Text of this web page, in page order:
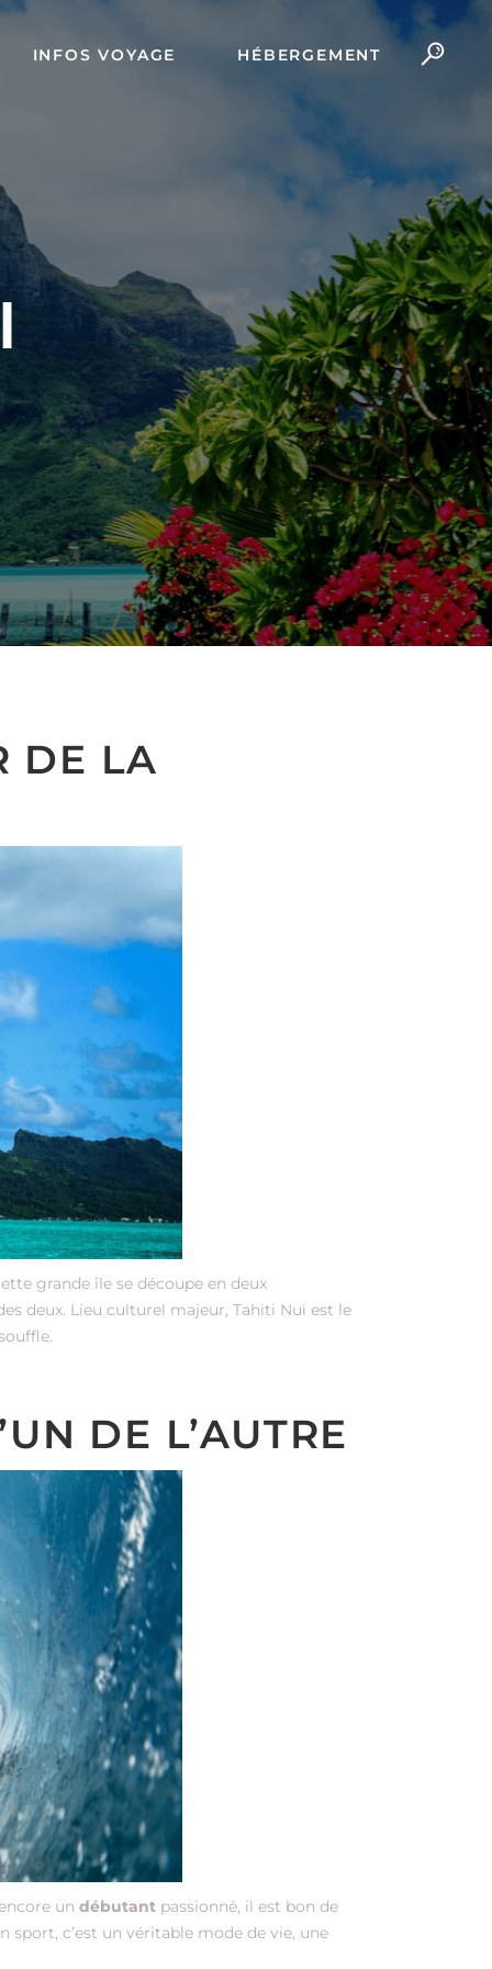
INFOS VOYAGE HÉBERGEMENT
DE LA
grande île se découpe en deux
deux. Lieu culturel majeur, Tahiti Nui est le
DE L’AUTRE
un débutant passionné, il est bon de
sport, c’est un véritable mode de vie, une